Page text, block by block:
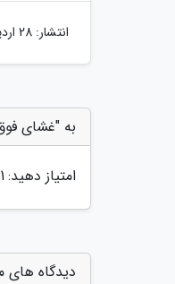
انتشار: 28 اردیبهشت 1401
به "غشای فوق نازکی که 100 برابر
امتیاز دهید:1
دیدگاه های مرتبط با